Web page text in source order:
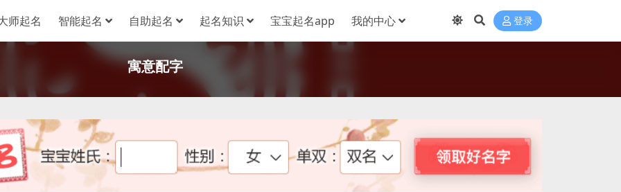
师起名 智能起名 自助起名 起名知识 宝宝起名app 我的中心 登录
寓意配字